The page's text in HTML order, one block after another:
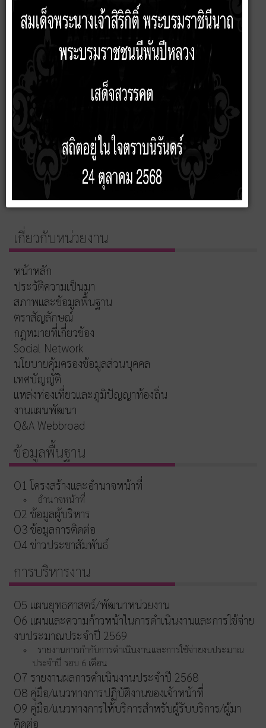
เกี่ยวกับหน่วยงาน
หน้าหลัก
ประวัติความเป็นมา
สภาพและข้อมูลพื้นฐาน
ตราสัญลักษณ์
กฎหมายที่เกี่ยวข้อง
Social Network
นโยบายคุ้มครองข้อมูลส่วนบุคคล
เทศบัญญัติ
แหล่งท่องเที่ยวและภูมิปัญญาท้องถิ่น
งานแผนพัฒนา
Q&A Webbroad
ข้อมูลพื้นฐาน
O1 โครงสร้างและอำนาจหน้าที่
อำนาจหน้าที่
O2 ข้อมูลผู้บริหาร
O3 ข้อมูลการติดต่อ
O4 ข่าวประชาสัมพันธ์
การบริหารงาน
O5 แผนยุทธศาสตร์/พัฒนาหน่วยงาน
O6 แผนและความก้าวหน้าในการดำเนินงานและการใช้จ่าย
งบประมาณประจำปี 2569
รายงานการกำกับการดำเนินงานและการใช้จ่ายงบประมาณ
ประจำปี รอบ 6 เดือน
O7 รายงานผลการดำเนินงานประจำปี 2568
O8 คู่มือ/แนวทางการปฏิบัติงานของเจ้าหน้าที่
O9 คู่มือ/แนวทางการให้บริการสำหรับผู้รับบริการ/ผู้มา
ติดต่อ